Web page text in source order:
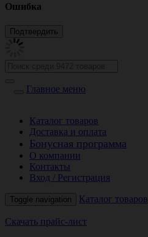
Ошибка
Главное меню
Каталог товаров
Доставка и оплата
Бонусная программа
О компании
Контакты
Вход / Регистрация
Toggle navigation Каталог товаров
Скачать прайс-лист